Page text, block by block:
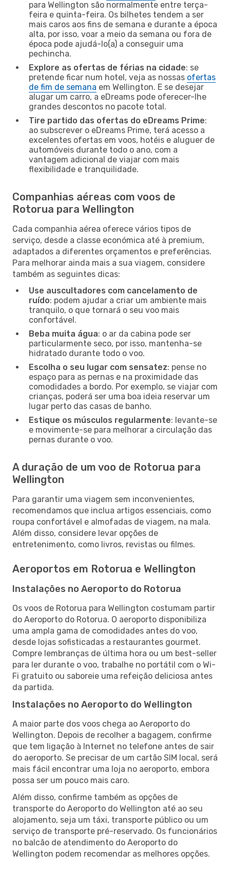
para Wellington são normalmente entre terça-
feira e quinta-feira. Os bilhetes tendem a ser
mais caros aos fins de semana e durante a época
alta, por isso, voar a meio da semana ou fora de
época pode ajudá-lo(a) a conseguir uma
pechincha.
Explore as ofertas de férias na cidade: se
pretende ficar num hotel, veja as nossas ofertas
de fim de semana em Wellington. E se desejar
alugar um carro, a eDreams pode oferecer-lhe
grandes descontos no pacote total.
Tire partido das ofertas do eDreams Prime:
ao subscrever o eDreams Prime, terá acesso a
excelentes ofertas em voos, hotéis e aluguer de
automóveis durante todo o ano, com a
vantagem adicional de viajar com mais
flexibilidade e tranquilidade.
Companhias aéreas com voos de
Rotorua para Wellington
Cada companhia aérea oferece vários tipos de
serviço, desde a classe económica até à premium,
adaptados a diferentes orçamentos e preferências.
Para melhorar ainda mais a sua viagem, considere
também as seguintes dicas:
Use auscultadores com cancelamento de
ruído: podem ajudar a criar um ambiente mais
tranquilo, o que tornará o seu voo mais
confortável.
Beba muita água: o ar da cabina pode ser
particularmente seco, por isso, mantenha-se
hidratado durante todo o voo.
Escolha o seu lugar com sensatez: pense no
espaço para as pernas e na proximidade das
comodidades a bordo. Por exemplo, se viajar com
crianças, poderá ser uma boa ideia reservar um
lugar perto das casas de banho.
Estique os músculos regularmente: levante-se
e movimente-se para melhorar a circulação das
pernas durante o voo.
A duração de um voo de Rotorua para
Wellington
Para garantir uma viagem sem inconvenientes,
recomendamos que inclua artigos essenciais, como
roupa confortável e almofadas de viagem, na mala.
Além disso, considere levar opções de
entretenimento, como livros, revistas ou filmes.
Aeroportos em Rotorua e Wellington
Instalações no Aeroporto do Rotorua
Os voos de Rotorua para Wellington costumam partir
do Aeroporto do Rotorua. O aeroporto disponibiliza
uma ampla gama de comodidades antes do voo,
desde lojas sofisticadas a restaurantes gourmet.
Compre lembranças de última hora ou um best-seller
para ler durante o voo, trabalhe no portátil com o Wi-
Fi gratuito ou saboreie uma refeição deliciosa antes
da partida.
Instalações no Aeroporto do Wellington
A maior parte dos voos chega ao Aeroporto do
Wellington. Depois de recolher a bagagem, confirme
que tem ligação à Internet no telefone antes de sair
do aeroporto. Se precisar de um cartão SIM local, será
mais fácil encontrar uma loja no aeroporto, embora
possa ser um pouco mais caro.
Além disso, confirme também as opções de
transporte do Aeroporto do Wellington até ao seu
alojamento, seja um táxi, transporte público ou um
serviço de transporte pré-reservado. Os funcionários
no balcão de atendimento do Aeroporto do
Wellington podem recomendar as melhores opções.